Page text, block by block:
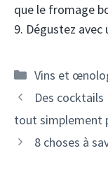
que le fromage
9. Dégustez avec
Catégories
Vins et
Navigation
des
Des
tout simplement
8 choses à